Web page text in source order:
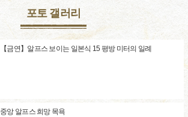
포토 갤러리
【금연】알프스 보이는 일본식 15 평방 미터의 일례
중앙 알프스 희망 목욕